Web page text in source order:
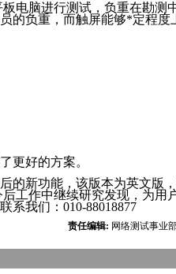
电脑进行测试，负重在勘测
的负重，而触屏能够*定程度
更好的方案。
后的新功能，该版本为英文版
工作中继续研究发现，为用
系我们：010-88018877
责任编辑: 网络测试事业